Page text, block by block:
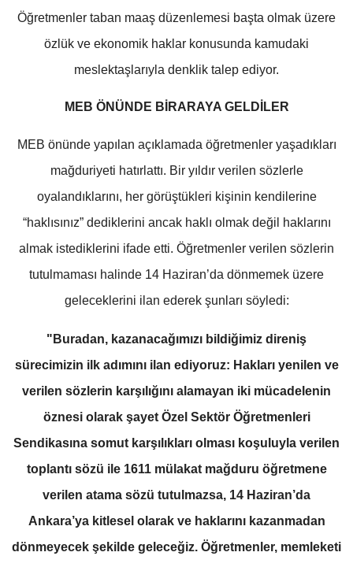
Öğretmenler taban maaş düzenlemesi başta olmak üzere
özlük ve ekonomik haklar konusunda kamudaki
meslektaşlarıyla denklik talep ediyor.
MEB ÖNÜNDE BİRARAYA GELDİLER
MEB önünde yapılan açıklamada öğretmenler yaşadıkları
mağduriyeti hatırlattı. Bir yıldır verilen sözlerle
oyalandıklarını, her görüştükleri kişinin kendilerine
“haklısınız” dediklerini ancak haklı olmak değil haklarını
almak istediklerini ifade etti. Öğretmenler verilen sözlerin
tutulmaması halinde 14 Haziran’da dönmemek üzere
geleceklerini ilan ederek şunları söyledi:
"Buradan, kazanacağımızı bildiğimiz direniş
sürecimizin ilk adımını ilan ediyoruz: Hakları yenilen ve
verilen sözlerin karşılığını alamayan iki mücadelenin
öznesi olarak şayet Özel Sektör Öğretmenleri
Sendikasına somut karşılıkları olması koşuluyla verilen
toplantı sözü ile 1611 mülakat mağduru öğretmene
verilen atama sözü tutulmazsa, 14 Haziran’da
Ankara’ya kitlesel olarak ve haklarını kazanmadan
dönmeyecek şekilde geleceğiz. Öğretmenler, memleketi